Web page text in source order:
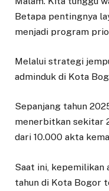
Betapa pentingnya
menjadi program
​Melalui strategi
adminduk di Kota
Sepanjang tahun
menerbitkan sekitar
dari 10.000 akta
Saat ini, kepemilikan
tahun di Kota Bogor